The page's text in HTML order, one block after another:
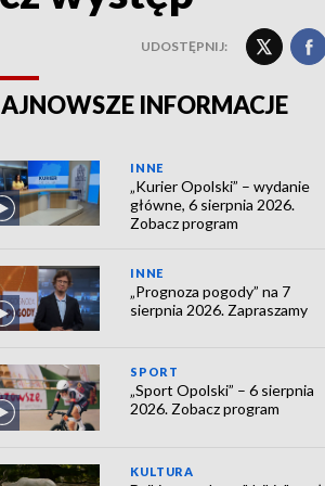
UDOSTĘPNIJ:
INFORMACJE
INNE
„Kurier Opolski” – wydanie
główne, 6 sierpnia 2026.
Zobacz program
INNE
„Prognoza pogody” na 7
sierpnia 2026. Zapraszamy
SPORT
„Sport Opolski” – 6 sierpnia
2026. Zobacz program
KULTURA